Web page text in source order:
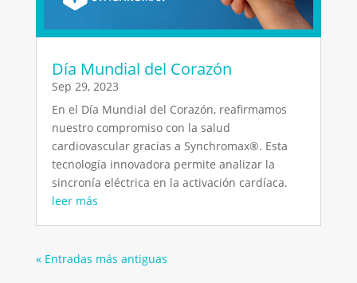
Día Mundial del Corazón
Sep 29, 2023
En el Día Mundial del Corazón, reafirmamos
nuestro compromiso con la salud
cardiovascular gracias a Synchromax®️. Esta
tecnología innovadora permite analizar la
sincronía eléctrica en la activación cardíaca.
leer más
« Entradas más antiguas